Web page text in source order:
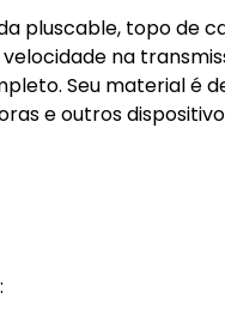
pluscable, topo de
na
Seu material é
e outros